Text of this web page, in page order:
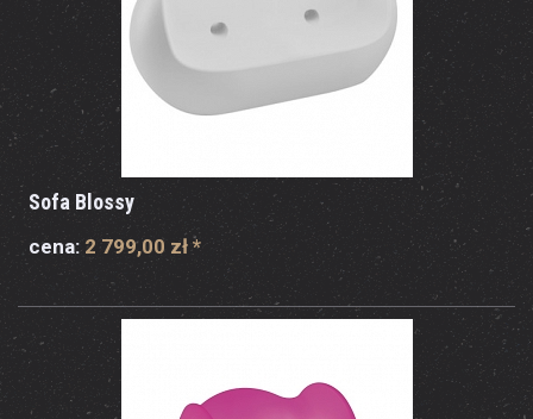
Sofa Blossy
cena: 2 799,00 zł *